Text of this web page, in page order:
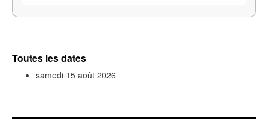
Toutes les dates
samedi 15 août 2026